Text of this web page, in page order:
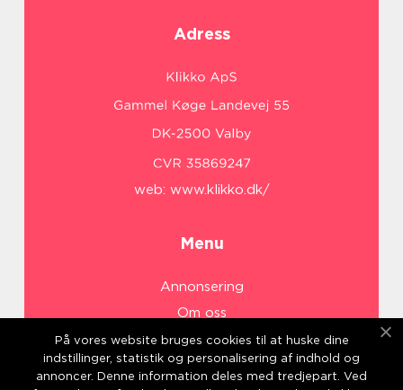
Adress
web: www.klikko.dk/
Menu
Annonsering
Om oss
Cookies
Kontakta oss
På vores website bruges cookies til at huske dine
indstillinger, statistik og personalisering af indhold og
annoncer. Denne information deles med tredjepart. Ved